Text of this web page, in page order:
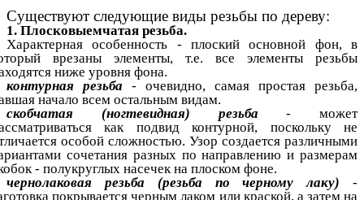
Существуют следующие виды резьбы по дереву:
1. Плосковыемчатая резьба.
Характерная особенность - плоский основной фон, в
врезаны элементы, т.е. все элементы резьбы
ниже уровня фона.
контурная резьба - очевидно, самая простая резьба,
начало всем остальным видам.
скобчатая (ногтевидная) резьба - может
как подвид контурной, поскольку не
особой сложностью. Узор создается различными
сочетания разных по направлению и размерам
- полукруглых насечек на плоском фоне.
чернолаковая резьба (резьба по черному лаку) -
покрывается черным лаком или краской, а затем на